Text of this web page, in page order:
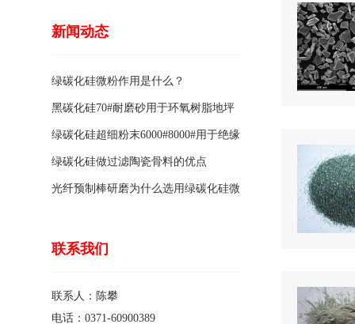
新闻动态
绿碳化硅微粉作用是什么？
黑碳化硅70#耐磨砂用于环氧树脂地坪
骨料的特点有哪些？
绿碳化硅超细粉末6000#8000#用于绝缘
涂料的优点
绿碳化硅做过滤陶瓷骨料的优点
光纤预制棒研磨为什么选用绿碳化硅微
联系我们
联系人：陈攀
电话：0371-60900389